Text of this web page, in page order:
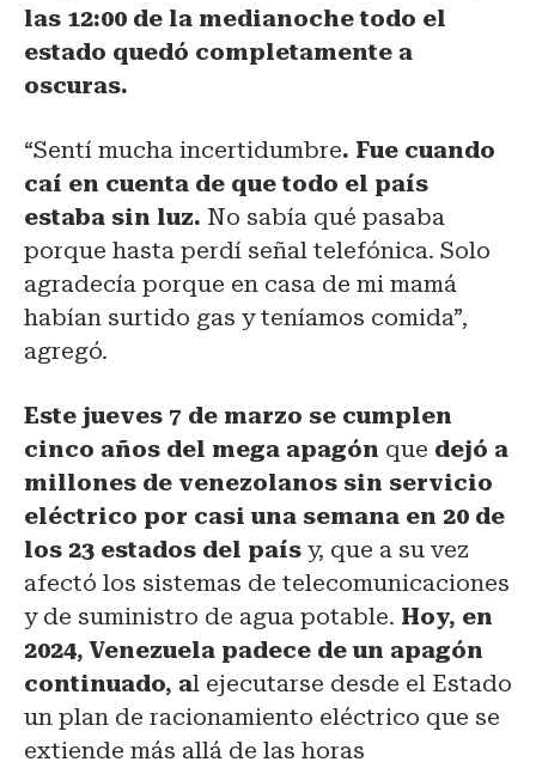
las 12:00 de la medianoche todo el
estado quedó completamente a
oscuras.
“Sentí mucha incertidumbre. Fue cuando
caí en cuenta de que todo el país
estaba sin luz. No sabía qué pasaba
porque hasta perdí señal telefónica. Solo
agradecía porque en casa de mi mamá
habían surtido gas y teníamos comida”,
agregó.
Este jueves 7 de marzo se cumplen
cinco años del mega apagón que dejó a
millones de venezolanos sin servicio
eléctrico por casi una semana en 20 de
los 23 estados del país y, que a su vez
afectó los sistemas de telecomunicaciones
y de suministro de agua potable. Hoy, en
2024, Venezuela padece de un apagón
continuado, al ejecutarse desde el Estado
un plan de racionamiento eléctrico que se
extiende más allá de las horas